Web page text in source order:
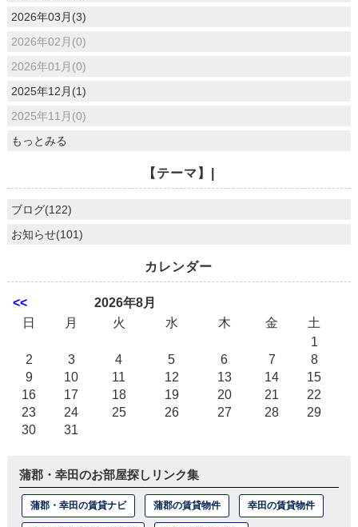
2026年03月(3)
2026年02月(0)
2026年01月(0)
2025年12月(1)
2025年11月(0)
もっとみる
【テーマ】|
ブログ(122)
お知らせ(101)
カレンダー
<<
2026年8月
日
月 火 水 木 金
土
1
2
3 4 5 6 7
8
9
10 11 12 13 14
15
16
17 18 19 20 21
22
23
24 25 26 27 28
29
30
31
蒲郡・幸田のお部屋探しリンク集
蒲郡・幸田の賃貸ナビ 蒲郡の賃貸物件 幸田の賃貸物件